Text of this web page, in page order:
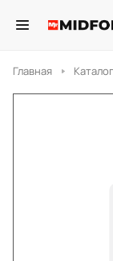
Главная Каталог